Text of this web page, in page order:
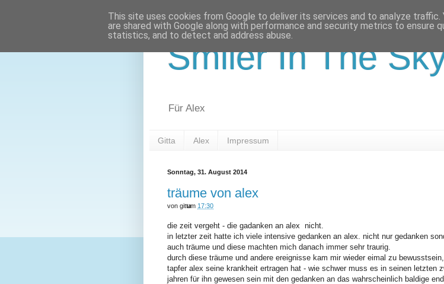
Smiler In The
Für Alex
Gitta Alex Impressum
Sonntag, 31. August 2014
träume von alex
von gittaum 17:30
die zeit vergeht - die gadanken an alex nicht.
in letzter zeit hatte ich viele intensive gedanken an alex. nicht nur gedanken
auch träume und diese machten mich danach immer sehr traurig.
durch diese träume und andere ereignisse kam mir wieder eimal zu
tapfer alex seine krankheit ertragen hat - wie schwer muss es in seinen letzten
jahren für ihn gewesen sein mit den gedanken an das wahrscheinlich baldige
This site uses cookies from Google to deliver its services and to analyze traffic.
are shared with Google along with performance and security metrics to ensure
statistics, and to detect and address abuse.